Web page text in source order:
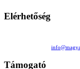
Elérhetőség
Támogató